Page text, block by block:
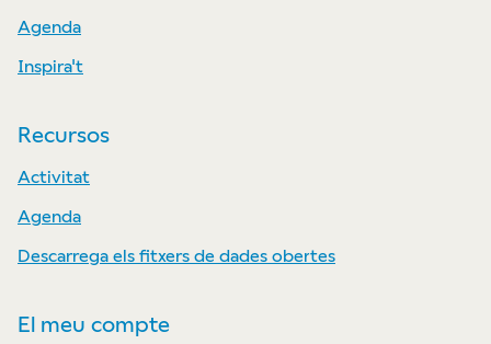
Agenda
Inspira't
Recursos
Activitat
Agenda
Descarrega els fitxers de dades obertes
El meu compte